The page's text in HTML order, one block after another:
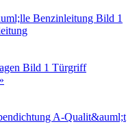
Türgriff